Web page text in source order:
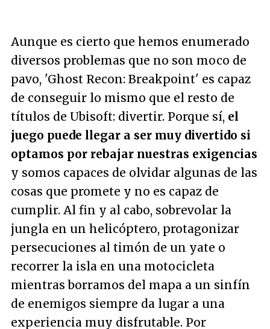
Aunque es cierto que hemos enumerado
diversos problemas que no son moco de
pavo, 'Ghost Recon: Breakpoint' es capaz
de conseguir lo mismo que el resto de
títulos de Ubisoft: divertir. Porque sí, el
juego puede llegar a ser muy divertido si
optamos por rebajar nuestras exigencias
y somos capaces de olvidar algunas de las
cosas que promete y no es capaz de
cumplir. Al fin y al cabo, sobrevolar la
jungla en un helicóptero, protagonizar
persecuciones al timón de un yate o
recorrer la isla en una motocicleta
mientras borramos del mapa a un sinfín
de enemigos siempre da lugar a una
experiencia muy disfrutable. Por